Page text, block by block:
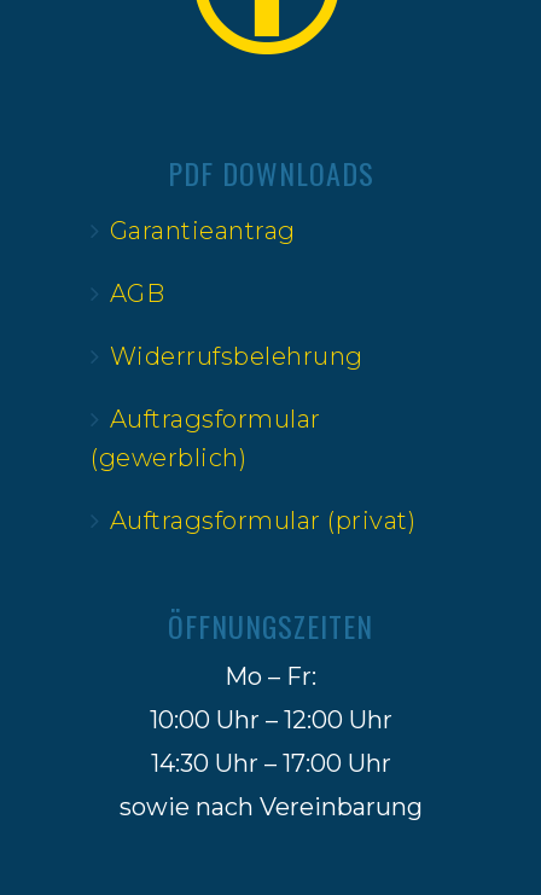
PDF DOWNLOADS
Garantieantrag
AGB
Widerrufsbelehrung
Auftragsformular
(gewerblich)
Auftragsformular (privat)
ÖFFNUNGSZEITEN
Mo – Fr:
10:00 Uhr – 12:00 Uhr
14:30 Uhr – 17:00 Uhr
sowie nach Vereinbarung